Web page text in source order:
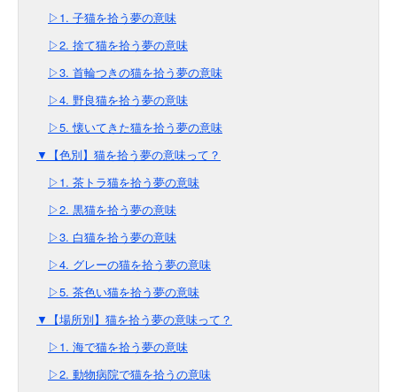
▷1. 子猫を拾う夢の意味
▷2. 捨て猫を拾う夢の意味
▷3. 首輪つきの猫を拾う夢の意味
▷4. 野良猫を拾う夢の意味
▷5. 懐いてきた猫を拾う夢の意味
▼【色別】猫を拾う夢の意味って？
▷1. 茶トラ猫を拾う夢の意味
▷2. 黒猫を拾う夢の意味
▷3. 白猫を拾う夢の意味
▷4. グレーの猫を拾う夢の意味
▷5. 茶色い猫を拾う夢の意味
▼【場所別】猫を拾う夢の意味って？
▷1. 海で猫を拾う夢の意味
▷2. 動物病院で猫を拾うの意味